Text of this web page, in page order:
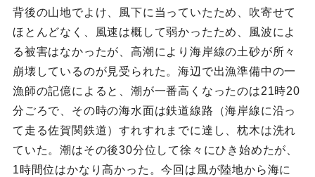
背後の山地でよけ、風下に当っていたため、吹寄せて
ほとんどなく、風速は概して弱かったため、風波によ
る被害はなかったが、高潮により海岸線の土砂が所々
崩壊しているのが見受られた。海辺で出漁準備中の一
漁師の記億によると、潮が一番高くなったのは21時20
分ごろで、その時の海水面は鉄道線路（海岸線に沿っ
て走る佐賀関鉄道）すれすれまでに達し、枕木は洗れ
ていた。潮はその後30分位して徐々にひき始めたが、
1時間位はかなり高かった。今回は風が陸地から海に